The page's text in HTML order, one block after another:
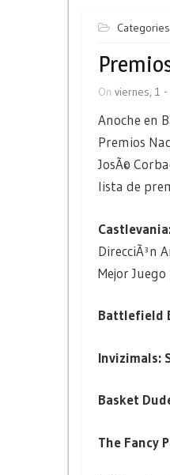
On viernes, 1
Anoche en
Premios
JosÃ©
lista de
DirecciÃ³n
Mejor
Battlefield
Invizimals:
Basket
The Fancy